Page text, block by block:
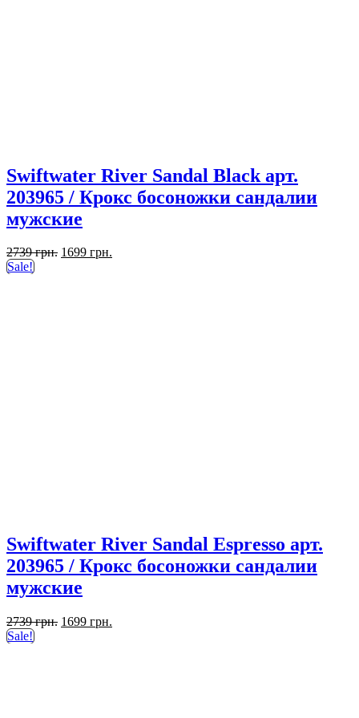
Swiftwater River Sandal Black арт.
203965 / Крокс босоножки сандалии
мужские
2739грн. Первоначальная
1699 грн.
Sale!
Swiftwater River Sandal Espresso арт.
203965 / Крокс босоножки сандалии
мужские
2739грн. Первоначальная
1699 грн.
Sale!